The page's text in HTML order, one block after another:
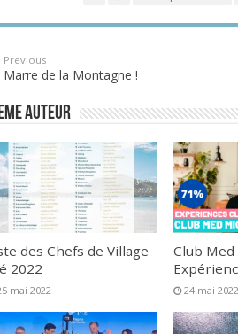
Previous
Marre de la Montagne !
AUTEUR
des Chefs de Village
2022
mai 2022
Club Med
24 mai 2022